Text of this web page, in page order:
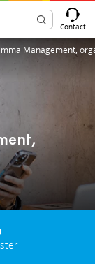
Contact
Management,